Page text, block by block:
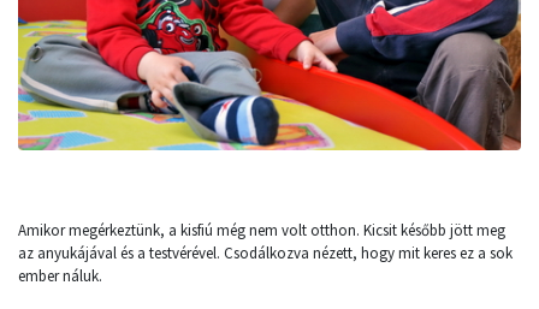
Amikor megérkeztünk, a kisfiú még nem volt otthon. Kicsit később jött meg
az anyukájával és a testvérével. Csodálkozva nézett, hogy mit keres ez a sok
ember náluk.